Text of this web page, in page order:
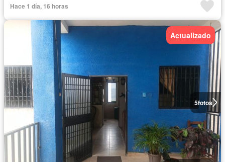
Hace 1 día, 16 horas
5fotos
Actualizado